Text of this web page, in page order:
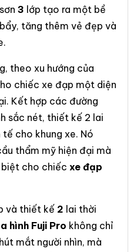
3 lớp tạo ra một bề
tăng thêm vẻ đẹp và
theo xu hướng của
chiếc xe đạp một diện
Kết hợp các đường
sắc nét, thiết kế 2 lai
cho khung xe. Nó
thẩm mỹ hiện đại mà
cho chiếc xe đạp
và thiết kế 2 lai thời
hình Fuji Pro không chỉ
mắt người nhìn, mà